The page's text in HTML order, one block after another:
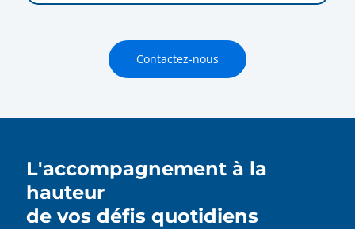
Contactez-nous
L'accompagnement à la
hauteur
de vos défis quotidiens